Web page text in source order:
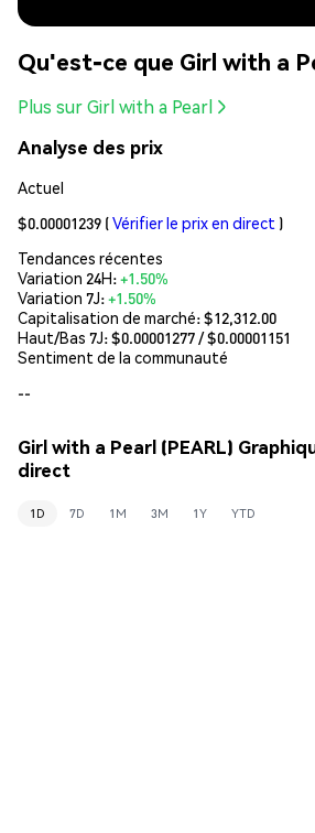
Qu'est-ce que Girl with a
Plus sur Girl with a Pearl
Analyse des prix
Actuel
$0.00001239 (Vérifier le prix en direct )
Tendances récentes
Variation 24H:+1.50%
Variation 7J:+1.50%
Capitalisation de marché:$12,312.00
Haut/Bas 7J: $0.00001277/ $0.00001151
Sentiment de la communauté
--
Girl with a Pearl (PEARL)
direct
1D 7D 1M 3M 1Y YTD